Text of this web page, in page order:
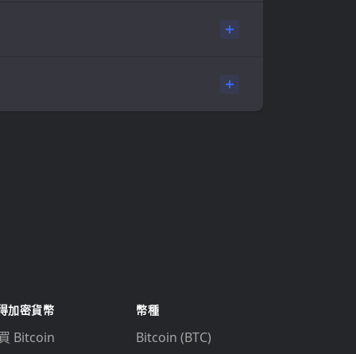
加密貨幣
Bitcoin
幣種
Bitcoin (BTC)